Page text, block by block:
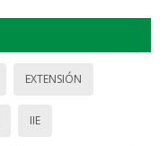
EXTENSIÓN
IIE